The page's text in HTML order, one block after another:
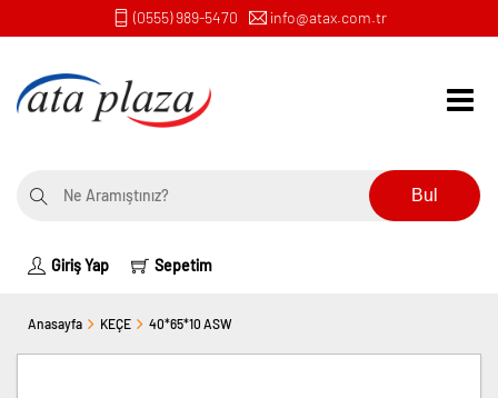
(0555) 989-5470 info@atax.com.tr
Bul
Giriş Yap Sepetim
Anasayfa KEÇE 40*65*10 ASW